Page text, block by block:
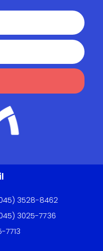
3528-8462
3025-7736
7713